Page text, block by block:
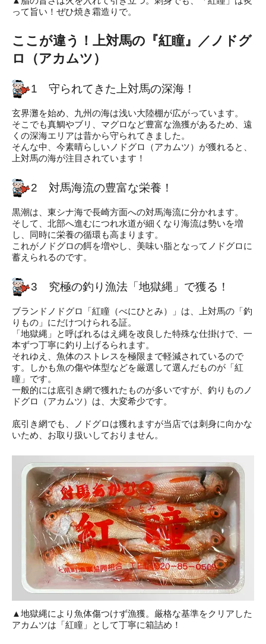
って旨い！ぜひ焼き霜造りで。
ここが違う！上対馬の『紅瞳』／ノドグ
ロ（アカムツ）
1 守られてきた上対馬の深海！
玄界灘を始め、九州の海は浅い大陸棚が広がっています。
そこでも真鯛やブリ、マグロなど豊富な漁獲があるため、遠
くの深海エリアは昔から守られてきました。
そんな中、今素晴らしいノドグロ（アカムツ）が獲れると、
上対馬の海が注目されています！
2 対馬海流の豊富な栄養！
黒潮は、東シナ海で長崎方面への対馬海流に分かれます。
そして、北部へ進むにつれ水道が細くなり海流は勢いを増
し、同時に栄養の循環も高まります。
これがノドグロの餌を増やし、美味い脂となってノドグロに
蓄えられるのです。
3 究極の釣り漁法「地獄縄」で獲る！
ブランドノドグロ「紅瞳（べにひとみ）」は、上対馬の「釣
りもの」にだけつけられる証。
「地獄縄」と呼ばれるはえ縄を改良した特殊な仕掛けで、一
本ずつ丁寧に釣り上げるられます。
それゆえ、魚体のストレスを極限まで軽減されているので
す。しかも魚の傷や体型などを厳選して選んだものが「紅
瞳」です。
一般的には底引き網で獲れたものが多いですが、釣りものノ
ドグロ（アカムツ）は、大変希少です。
底引き網でも、ノドグロは獲れますが当店では刺身に向かな
いため、お取り扱いしておりません。
▲地獄縄により魚体傷つけず漁獲。厳格な基準をクリアした
アカムツは「紅瞳」として丁寧に箱詰め！